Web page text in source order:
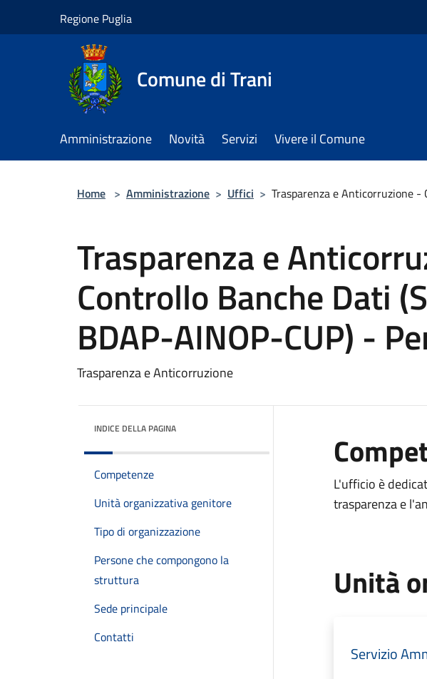
Regione Puglia
Comune di Trani
Amministrazione Novità Servizi Vivere il Comune
Home > Amministrazione > Uffici > Trasparenza e Anticorruzione -
Trasparenza e
Controllo Banche Dati
BDAP-AINOP-CUP) -
Trasparenza e Anticorruzione
INDICE DELLA PAGINA
Competenze
Unità organizzativa genitore
Tipo di organizzazione
Persone che compongono la
struttura
Sede principale
Contatti
L'ufficio è
trasparenza e
Unità
Servizio